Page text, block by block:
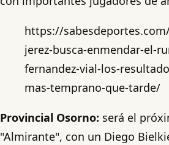
https://
jerez-busca-enmendar-el-
fernandez-vial-los-
mas-temprano-que-tarde/
Provincial Osorno: será el
"Almirante", con un Diego